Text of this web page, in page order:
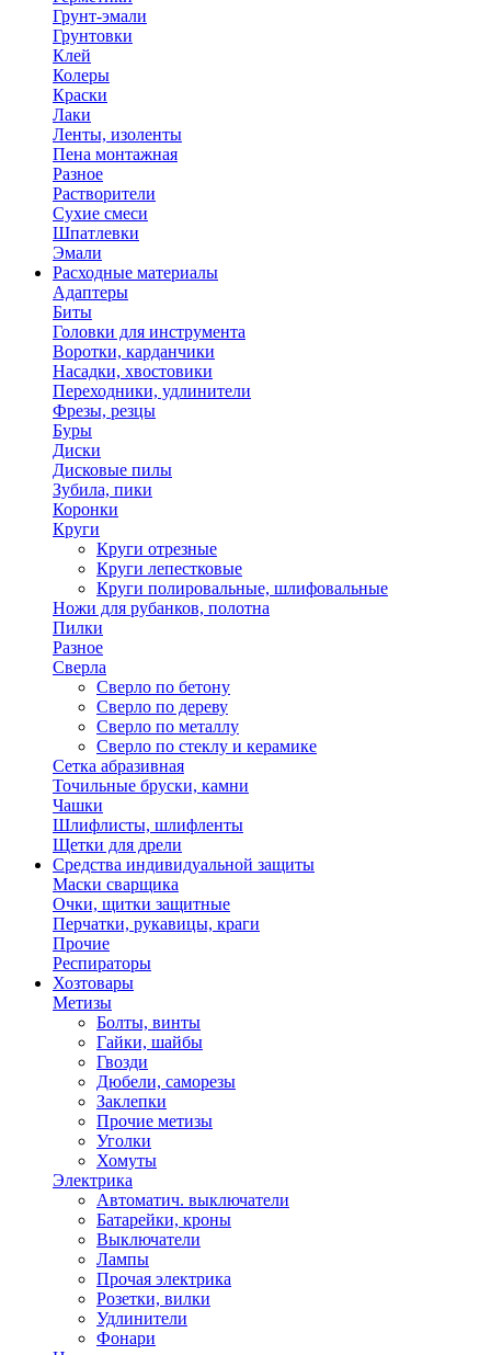
Грунт-эмали
Грунтовки
Клей
Колеры
Краски
Лаки
Ленты, изоленты
Пена монтажная
Разное
Растворители
Сухие смеси
Шпатлевки
Эмали
Расходные материалы
Адаптеры
Биты
Головки для инструмента
Воротки, карданчики
Насадки, хвостовики
Переходники, удлинители
Фрезы, резцы
Буры
Диски
Дисковые пилы
Зубила, пики
Коронки
Круги
Круги отрезные
Круги лепестковые
Круги полировальные, шлифовальные
Ножи для рубанков, полотна
Пилки
Разное
Сверла
Сверло по бетону
Сверло по дереву
Сверло по металлу
Сверло по стеклу и керамике
Сетка абразивная
Точильные бруски, камни
Чашки
Шлифлисты, шлифленты
Щетки для дрели
Средства индивидуальной защиты
Маски сварщика
Очки, щитки защитные
Перчатки, рукавицы, краги
Прочие
Респираторы
Хозтовары
Метизы
Болты, винты
Гайки, шайбы
Гвозди
Дюбели, саморезы
Заклепки
Прочие метизы
Уголки
Хомуты
Электрика
Автоматич. выключатели
Батарейки, кроны
Выключатели
Лампы
Прочая электрика
Розетки, вилки
Удлинители
Фонари